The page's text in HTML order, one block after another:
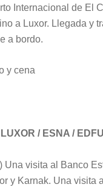
Internacional de El
a Luxor. Llegada y
a bordo.
y cena
LUXOR / ESNA / EDFU
Una visita al Banco
y Karnak. Una visita